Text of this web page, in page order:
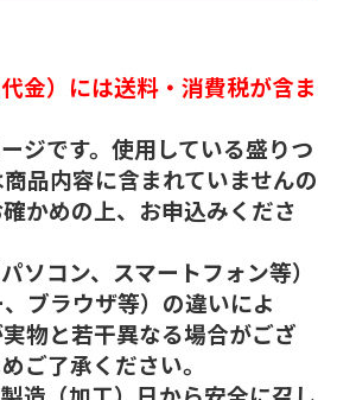
金）には送料・消費税が含ま
ジです。使用している盛りつ
品内容に含まれていませんの
かめの上、お申込みくださ
ソコン、スマートフォン等）
ブラウザ等）の違いによ
物と若干異なる場合がござ
ご了承ください。